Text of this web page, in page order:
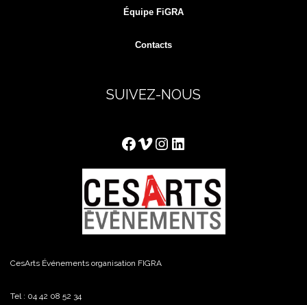
Équipe FiGRA
Contacts
SUIVEZ-NOUS
Facebook
Vimeo
Instagram
LinkedIn
CesArts Événements organisation FIGRA
Tel : 04 42 08 52 34